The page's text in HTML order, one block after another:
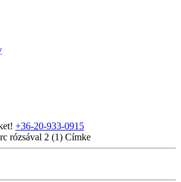
+36-20-933-0915
rózsával 2 (1) Címke